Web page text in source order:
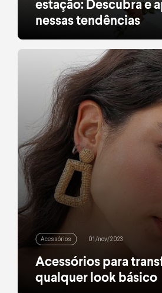
estação: Descubra e
nessas tendências
Explore as principais tendências
Primavera/Verão em
estilos e crie looks únicos para
com muita personalidade.
leia mais
Acessórios 01/nov/2023
Acessórios para
qualquer look básico